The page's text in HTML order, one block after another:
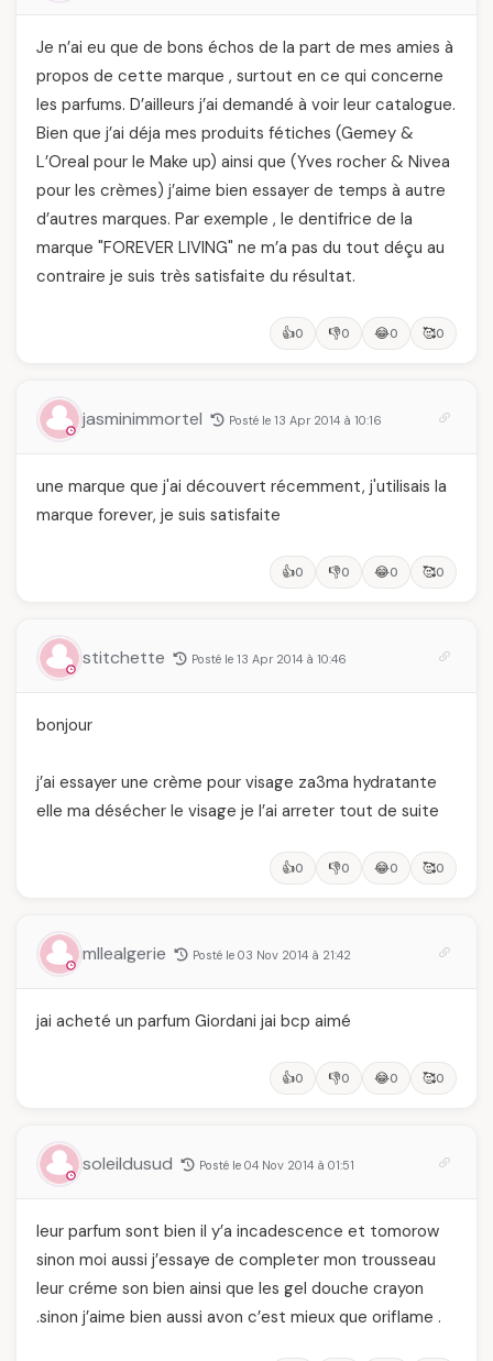
Je n’ai eu que de bons échos de la part de mes amies à
propos de cette marque , surtout en ce qui concerne
les parfums. D’ailleurs j’ai demandé à voir leur catalogue.
Bien que j’ai déja mes produits fétiches (Gemey &
L’Oreal pour le Make up) ainsi que (Yves rocher & Nivea
pour les crèmes) j’aime bien essayer de temps à autre
d’autres marques. Par exemple , le dentifrice de la
marque "FOREVER LIVING" ne m’a pas du tout déçu au
contraire je suis très satisfaite du résultat.
👍0 👎0 😂0 🥰0
jasminimmortel Posté le 13 Apr 2014 à 10:16
une marque que j'ai découvert récemment, j'utilisais la
marque forever, je suis satisfaite
👍0 👎0 😂0 🥰0
stitchette Posté le 13 Apr 2014 à 10:46
bonjour
j’ai essayer une crème pour visage za3ma hydratante
elle ma désécher le visage je l’ai arreter tout de suite
👍0 👎0 😂0 🥰0
mllealgerie Posté le 03 Nov 2014 à 21:42
jai acheté un parfum Giordani jai bcp aimé
👍0 👎0 😂0 🥰0
soleildusud Posté le 04 Nov 2014 à 01:51
leur parfum sont bien il y’a incadescence et tomorow
sinon moi aussi j’essaye de completer mon trousseau
leur créme son bien ainsi que les gel douche crayon
.sinon j’aime bien aussi avon c’est mieux que oriflame .